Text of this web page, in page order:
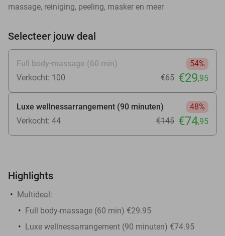
massage, reiniging, peeling, masker en meer
Selecteer jouw deal
Full body-massage (60 min)
54%
Verkocht: 100
€65 €29,95
Luxe wellnessarrangement (90 minuten)
48%
Verkocht: 44
€145 €74,95
Highlights
Multideal:
Full body-massage (60 min) €29.95
Luxe wellnessarrangement (90 minuten) €74.95